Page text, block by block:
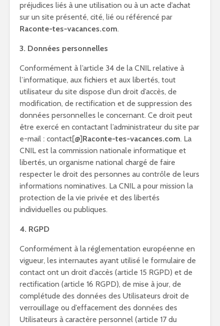
préjudices liés à une utilisation ou à un acte d’achat
sur un site présenté, cité, lié ou référencé par
Raconte-tes-vacances.com.
3. Données personnelles
Conformément à l’article 34 de la CNIL relative à
l’informatique, aux fichiers et aux libertés, tout
utilisateur du site dispose d’un droit d’accès, de
modification, de rectification et de suppression des
données personnelles le concernant. Ce droit peut
être exercé en contactant l’administrateur du site par
e-mail : contact[@]Raconte-tes-vacances.com. La
CNIL est la commission nationale informatique et
libertés, un organisme national chargé de faire
respecter le droit des personnes au contrôle de leurs
informations nominatives. La CNIL a pour mission la
protection de la vie privée et des libertés
individuelles ou publiques.
4. RGPD
Conformément à la réglementation européenne en
vigueur, les internautes ayant utilisé le formulaire de
contact ont un droit d’accès (article 15 RGPD) et de
rectification (article 16 RGPD), de mise à jour, de
complétude des données des Utilisateurs droit de
verrouillage ou d’effacement des données des
Utilisateurs à caractère personnel (article 17 du